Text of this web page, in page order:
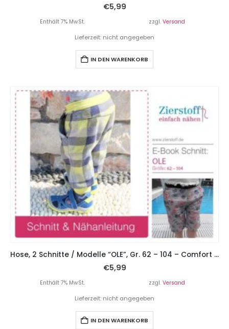
€5,99
Enthält 7% MwSt. zzgl. Versand
Lieferzeit: nicht angegeben
IN DEN WARENKORB
Hose, 2 Schnitte / Modelle “OLE”, Gr. 62 – 104 – Comfort Fit
€5,99
Enthält 7% MwSt. zzgl. Versand
Lieferzeit: nicht angegeben
IN DEN WARENKORB